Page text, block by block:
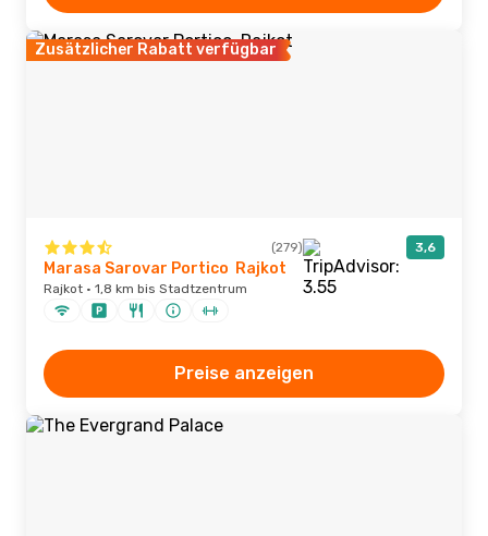
Zusätzlicher Rabatt verfügbar
(279) 3,6
Marasa Sarovar Portico Rajkot
Rajkot · 1,8 km bis Stadtzentrum
Preise anzeigen